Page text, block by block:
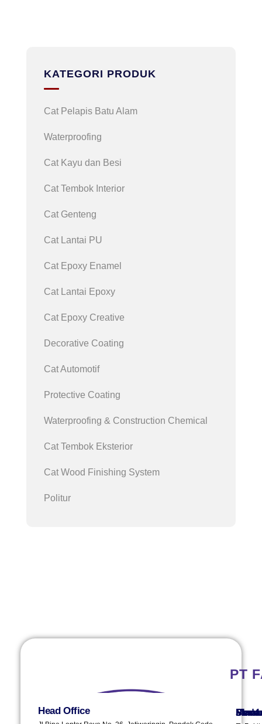
KATEGORI PRODUK
Cat Pelapis Batu Alam
Waterproofing
Cat Kayu dan Besi
Cat Tembok Interior
Cat Genteng
Cat Lantai PU
Cat Epoxy Enamel
Cat Lantai Epoxy
Cat Epoxy Creative
Decorative Coating
Cat Automotif
Protective Coating
Waterproofing & Construction Chemical
Cat Tembok Eksterior
Cat Wood Finishing System
Politur
PT
Head Office
Plant
Plant